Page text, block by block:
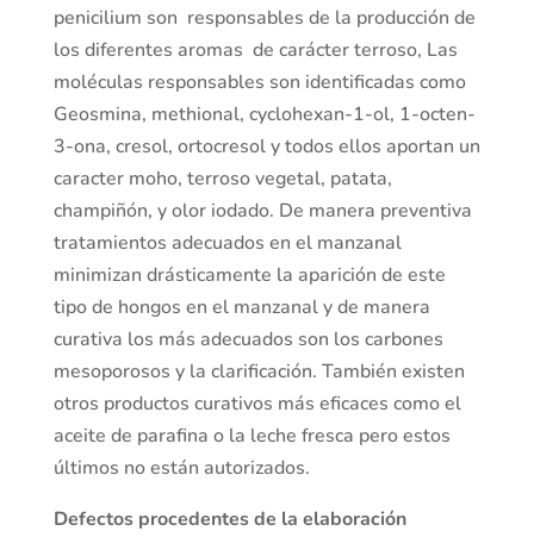
penicilium son responsables de la producción de
los diferentes aromas de carácter terroso, Las
moléculas responsables son identificadas como
Geosmina, methional, cyclohexan-1-ol, 1-octen-
3-ona, cresol, ortocresol y todos ellos aportan un
caracter moho, terroso vegetal, patata,
champiñón, y olor iodado. De manera preventiva
tratamientos adecuados en el manzanal
minimizan drásticamente la aparición de este
tipo de hongos en el manzanal y de manera
curativa los más adecuados son los carbones
mesoporosos y la clarificación. También existen
otros productos curativos más eficaces como el
aceite de parafina o la leche fresca pero estos
últimos no están autorizados.
Defectos procedentes de la elaboración